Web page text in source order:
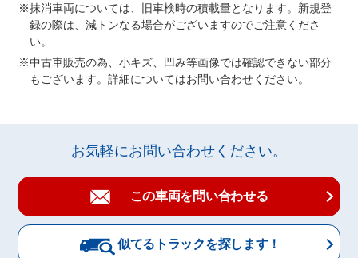
抹消車両については、旧車検時の積載量となります。新規登
録の際は、減トンなる場合がございますのでご注意くださ
い。
中古車販売の為、小キズ、凹み等画像では確認できない部分
もございます。詳細についてはお問い合わせください。
お気軽にお問い合わせください。
この車両を問い合わせる
似てるトラックを探します！